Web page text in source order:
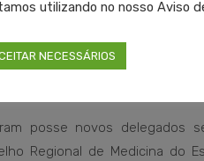
posse novos delegados
Regional de Medicina do
utilizando no nosso Aviso
NECESSÁRIOS